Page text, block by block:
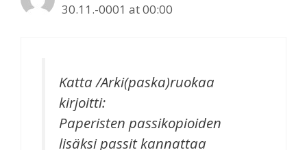
30.11.-0001 at 00:00
Katta /Arki(paska)ruokaa
kirjoitti:
Paperisten passikopioiden
lisäksi passit kannattaa